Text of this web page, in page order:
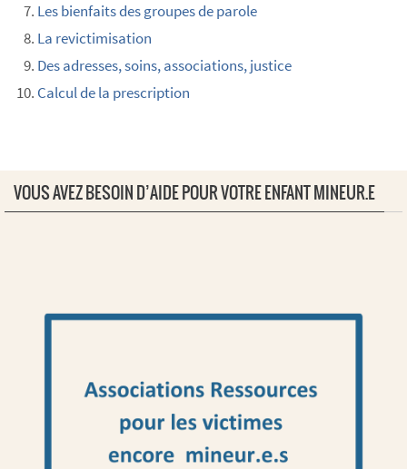
Les bienfaits des groupes de parole
La revictimisation
Des adresses, soins, associations, justice
Calcul de la prescription
VOUS AVEZ BESOIN D’AIDE POUR VOTRE ENFANT MINEUR.E